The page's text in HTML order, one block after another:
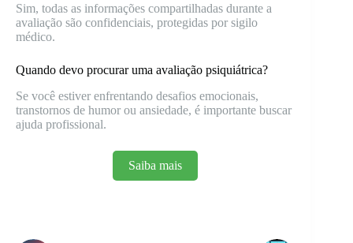
Sim, todas as informações compartilhadas durante a
avaliação são confidenciais, protegidas por sigilo
médico.
Quando devo procurar uma avaliação psiquiátrica?
Se você estiver enfrentando desafios emocionais,
transtornos de humor ou ansiedade, é importante buscar
ajuda profissional.
Saiba mais